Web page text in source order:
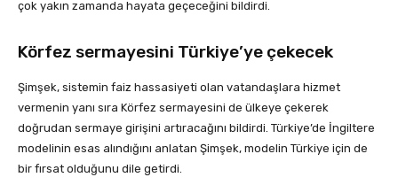
çok yakın zamanda hayata geçeceğini bildirdi.
Körfez sermayesini Türkiye’ye çekecek
Şimşek, sistemin faiz hassasiyeti olan vatandaşlara hizmet
vermenin yanı sıra Körfez sermayesini de ülkeye çekerek
doğrudan sermaye girişini artıracağını bildirdi. Türkiye’de İngiltere
modelinin esas alındığını anlatan Şimşek, modelin Türkiye için de
bir fırsat olduğunu dile getirdi.